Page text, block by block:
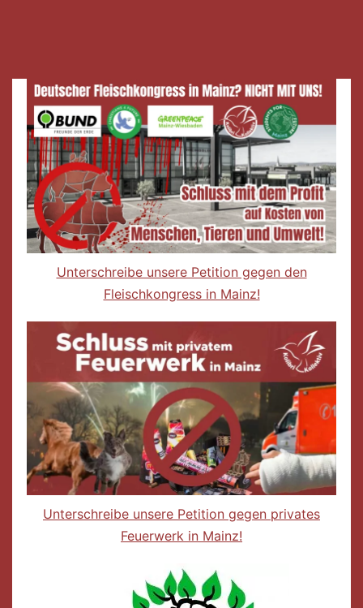
Unterschreibe unsere Petition gegen den
Fleischkongress in Mainz!
Unterschreibe unsere Petition gegen privates
Feuerwerk in Mainz!